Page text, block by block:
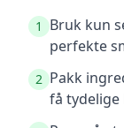
1
Bruk kun
perfekte
2 Pakk
få tydelige